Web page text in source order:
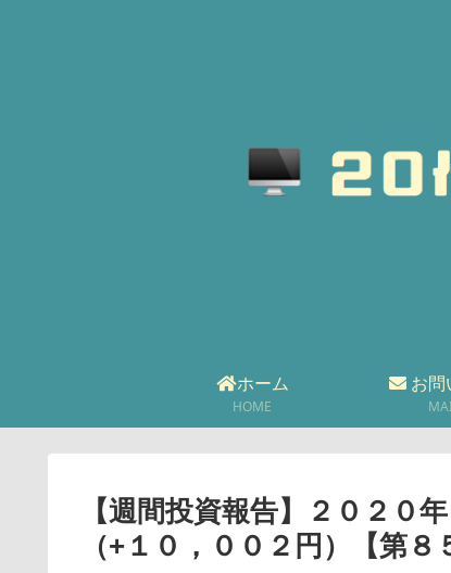
ホーム
HOME
お問
【週間投資報告】２０２０
（+１０，００２円）【第８